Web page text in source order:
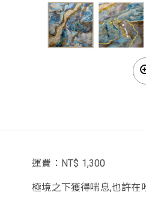
運費：NT$ 1,300
極境之下獲得喘息,也許在